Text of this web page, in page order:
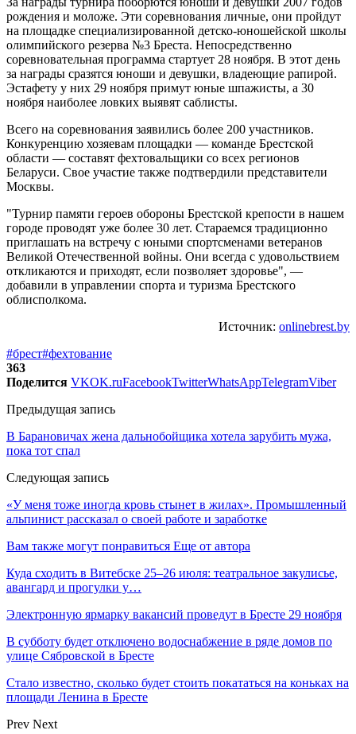
рождения и моложе. Эти соревнования личные, они пройдут
на площадке специализированной детско-юношейской школы
олимпийского резерва №3 Бреста. Непосредственно
соревновательная программа стартует 28 ноября. В этот день
за награды сразятся юноши и девушки, владеющие рапирой.
Эстафету у них 29 ноября примут юные шпажисты, а 30
ноября наиболее ловких выявят саблисты.
Всего на соревнования заявились более 200 участников.
Конкуренцию хозяевам площадки — команде Брестской
области — составят фехтовальщики со всех регионов
Беларуси. Свое участие также подтвердили представители
Москвы.
"Турнир памяти героев обороны Брестской крепости в нашем
городе проводят уже более 30 лет. Стараемся традиционно
приглашать на встречу с юными спортсменами ветеранов
Великой Отечественной войны. Они всегда с удовольствием
откликаются и приходят, если позволяет здоровье", —
добавили в управлении спорта и туризма Брестского
облисполкома.
Источник: onlinebrest.by
#брест#фехтование
363
Поделится VKOK.ruFacebookTwitterWhatsAppTelegramViber
Предыдущая запись
В Барановичах жена дальнобойщика хотела зарубить мужа,
пока тот спал
Следующая запись
«У меня тоже иногда кровь стынет в жилах». Промышленный
альпинист рассказал о своей работе и заработке
Вам также могут понравиться Еще от автора
Куда сходить в Витебске 25–26 июля: театральное закулисье,
авангард и прогулки у…
Электронную ярмарку вакансий проведут в Бресте 29 ноября
В субботу будет отключено водоснабжение в ряде домов по
улице Сябровской в Бресте
Стало известно, сколько будет стоить покататься на коньках на
площади Ленина в Бресте
Prev Next